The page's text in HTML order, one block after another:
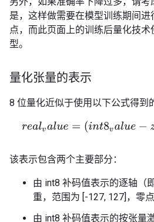
是，这样做需要在模型训练期间
点，而此页面上的训练后量化技
型。
量化张量的表示
8 位量化近似于使用以下公式得到
realvalu e=(int8value−zer
该表示包含两个主要部分：
由 int8 补码值表示的逐轴（
重，范围为 [-127, 127]，零点
由 int8 补码值表示的按张量